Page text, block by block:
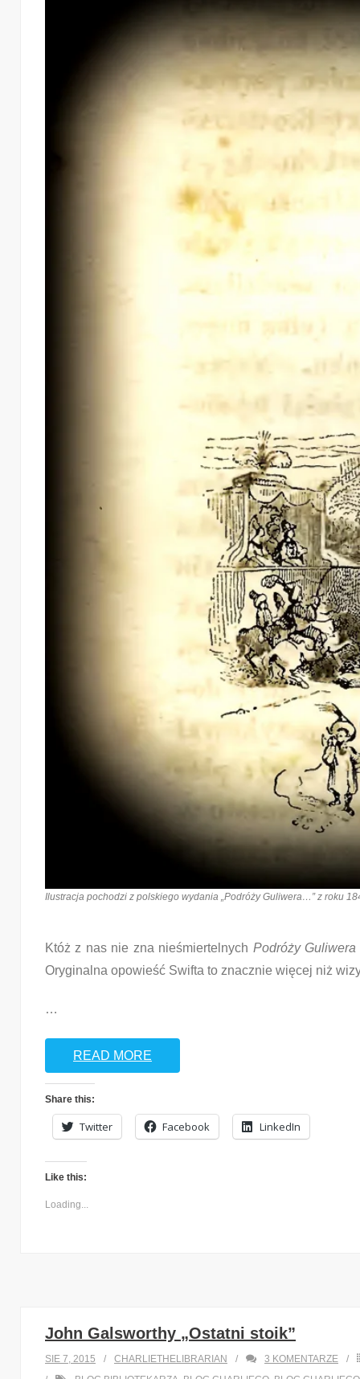
Ilustracja pochodzi z polskiego wydania „Podróży Guliwera…” z roku
Któż z nas nie zna nieśmiertelnych Podróży Guliwera
Oryginalna opowieść Swifta to znacznie więcej niż
…
READ MORE
Share this:
Twitter Facebook LinkedIn
Like this:
Loading...
John Galsworthy „Ostatni stoik”
SIE 7, 2015 CHARLIETHELIBRARIAN 3 KOMENTARZE